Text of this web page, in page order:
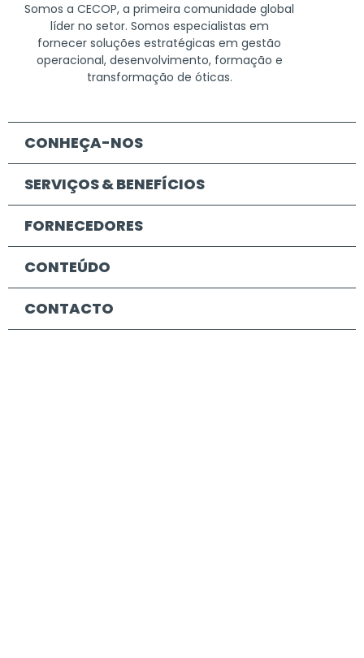
Somos a CECOP, a primeira comunidade global
líder no setor. Somos especialistas em
fornecer soluções estratégicas em gestão
operacional, desenvolvimento, formação e
transformação de óticas.
CONHEÇA-NOS
SERVIÇOS & BENEFÍCIOS
FORNECEDORES
CONTEÚDO
CONTACTO